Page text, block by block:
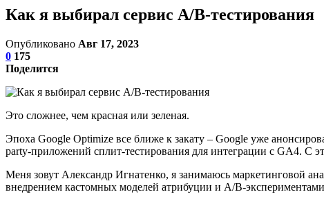
Как я выбирал сервис A/B-тестирования
Опубликовано Авг 17, 2023
0 175
Поделится
Это сложнее, чем красная или зеленая.
Эпоха Google Optimize все ближе к закату – Google уже
party-приложений сплит-тестирования для интеграции c GA4. С
Меня зовут Александр Игнатенко, я занимаюсь маркетинговой
внедрением кастомных моделей атрибуции и A/B-